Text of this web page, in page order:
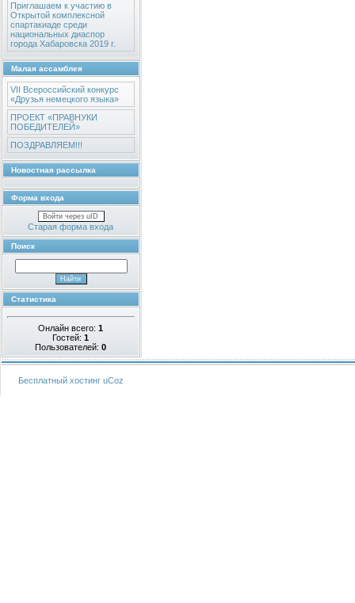
Приглашаем к участию в
Открытой комплексной
спартакиаде среди
национальных диаспор
города Хабаровска 2019 г.
Малая ассамблея
VII Всероссийский конкурс
«Друзья немецкого языка»
ПРОЕКТ «ПРАВНУКИ
ПОБЕДИТЕЛЕЙ»
ПОЗДРАВЛЯЕМ!!!
Новостная рассылка
Форма входа
Войти через uID
Старая форма входа
Поиск
Статистика
Онлайн всего:1
Гостей:1
Пользователей:0
Бесплатный хостинг uCoz